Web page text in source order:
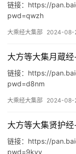
链接：https://
pwd=qwzh
大乘经大集部 2024-08-
大方等大集月蔵
链接：https://
pwd=d8nm
大乘经大集部 2024-08-
大方等大集贤护
链接：https://
pwd=9kvy